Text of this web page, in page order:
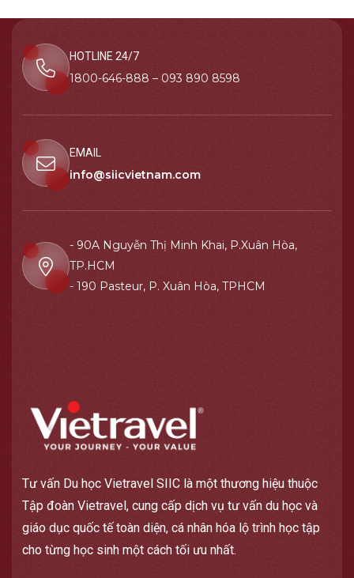
HOTLINE 24/7
1800-646-888 – 093 890 8598
EMAIL
info@siicvietnam.com
- 90A Nguyễn Thị Minh Khai, P.Xuân Hòa,
TP.HCM
- 190 Pasteur, P. Xuân Hòa, TPHCM
Tư vấn Du học Vietravel SIIC là một thương hiệu thuộc
Tập đoàn Vietravel, cung cấp dịch vụ tư vấn du học và
giáo dục quốc tế toàn diện, cá nhân hóa lộ trình học tập
cho từng học sinh một cách tối ưu nhất.